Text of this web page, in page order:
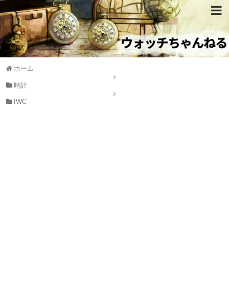
ホーム
時計
IWC